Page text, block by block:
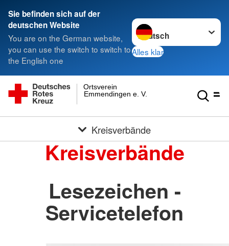
Sie befinden sich auf der
deutschen Website
You are on the German website,
you can use the switch to switch to
the English one
Sprache wechseln zu
Alles klar
Emmendingen e. V.
Ortsverein
Kreisverbände
Kreisverbände
Lesezeichen -
Servicetelefon